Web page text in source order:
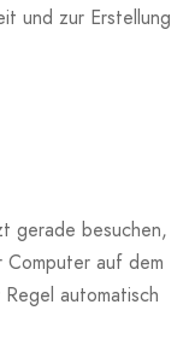
und zur Erstellung
gerade besuchen,
auf dem
automatisch